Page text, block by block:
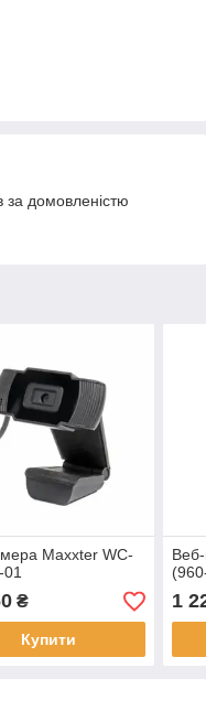
за домовленістю
Maxxter WC-
01
₴
Купити
1